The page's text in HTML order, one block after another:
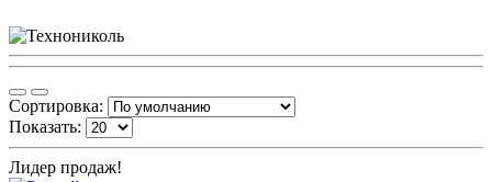
Сортировка:
Показать:
Лидер продаж!